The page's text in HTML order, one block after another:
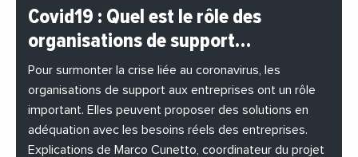
#BuzzNews
#Decideurs
#EchangesMediterraneens
#Economie
#EnDirectDe
#Entreprises
#Institutions
#PhotosEtVideos
Covid19 : Quel est le rôle des
organisations de support…
Pour surmonter la crise liée au coronavirus, les
organisations de support aux entreprises ont un rôle
important. Elles peuvent proposer des solutions en
adéquation avec les besoins réels des entreprises.
Explications de Marco Cunetto, coordinateur du projet